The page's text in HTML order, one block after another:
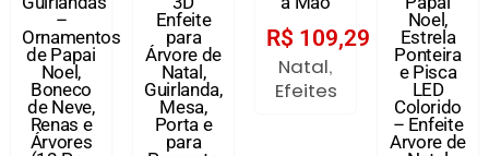
–
Ornamentos
de Papai
Noel,
Boneco
de Neve,
Renas e
Árvores
Enfeite
para
Árvore de
Natal,
Guirlanda,
Mesa,
Porta e
para
R$ 109,29
Natal,
Efeites
Noel,
Estrela
Ponteira
e Pisca
LED
Colorido
– Enfeite
Arvore de